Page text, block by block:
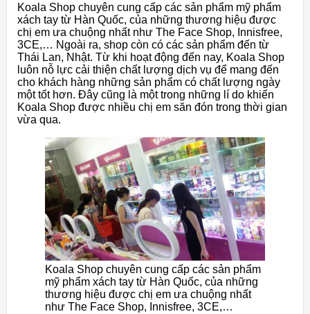
Koala Shop chuyên cung cấp các sản phẩm mỹ phẩm
xách tay từ Hàn Quốc, của những thương hiệu được
chị em ưa chuộng nhất như The Face Shop, Innisfree,
3CE,… Ngoài ra, shop còn có các sản phẩm đến từ
Thái Lan, Nhật. Từ khi hoạt động đến nay, Koala Shop
luôn nỗ lực cải thiện chất lượng dịch vụ để mang đến
cho khách hàng những sản phẩm có chất lượng ngày
một tốt hơn. Đây cũng là một trong những lí do khiến
Koala Shop được nhiều chị em săn đón trong thời gian
vừa qua.
Koala Shop chuyên cung cấp các sản phẩm
mỹ phẩm xách tay từ Hàn Quốc, của những
thương hiệu được chị em ưa chuộng nhất
như The Face Shop, Innisfree, 3CE,…